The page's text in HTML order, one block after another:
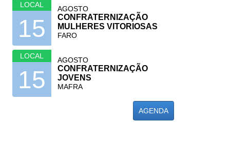
LOCAL
15
AGOSTO
CONFRATERNIZAÇÃO
MULHERES VITORIOSAS
FARO
LOCAL
15
AGOSTO
CONFRATERNIZAÇÃO
JOVENS
MAFRA
AGENDA